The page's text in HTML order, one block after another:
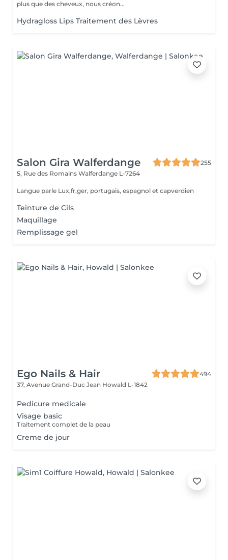
plus que des cheveux, nous créon...
Hydragloss Lips Traitement des Lèvres
Salon Gira Walferdange
255
5, Rue des Romains Walferdange L-7264
Langue parle Lux,fr,ger, portugais, espagnol et capverdien
Teinture de Cils
Maquillage
Remplissage gel
Ego Nails & Hair
494
37, Avenue Grand-Duc Jean Howald L-1842
Pedicure medicale
Visage basic
Traitement complet de la peau
Creme de jour